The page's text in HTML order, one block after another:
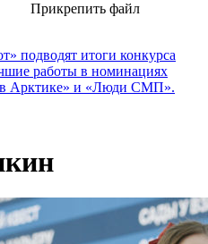
Прикрепить файл
подводят итоги конкурса
работы в номинациях
в Арктике» и «Люди СМП».